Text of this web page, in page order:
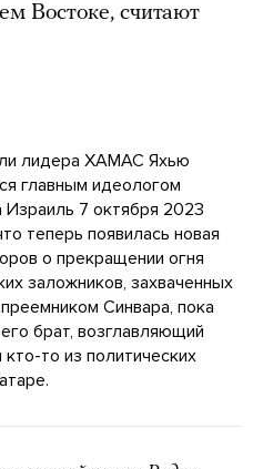
Востоке, считают
лидера ХАМАС Яхью
главным идеологом
Израиль 7 октября 2023
теперь появилась новая
о прекращении огня
заложников, захваченных
Синвара, пока
брат, возглавляющий
то из политических